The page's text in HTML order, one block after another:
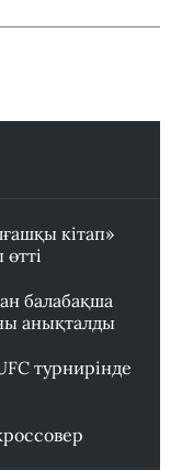
кітап»
балабақша
анықталды
турнирінде